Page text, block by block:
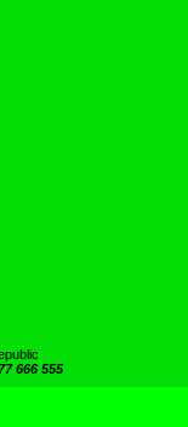
666 555